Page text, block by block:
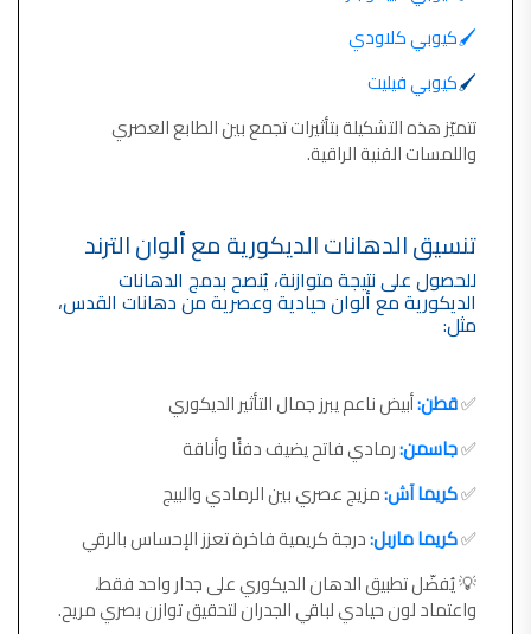
🖌️كيوبي كلاودي
🖌️كيوبي فيليت
تتميّز هذه التشكيلة بتأثيرات تجمع بين الطابع العصري
واللمسات الفنية الراقية.
تنسيق الدهانات الديكورية مع ألوان الترند
للحصول على نتيجة متوازنة، يُنصح بدمج الدهانات
الديكورية مع ألوان حيادية وعصرية من دهانات القدس،
مثل:
✅قطن:أبيض ناعم يبرز جمال التأثير الديكوري
✅جاسمن:رمادي فاتح يضيف دفئًا وأناقة
✅كريما آش:مزيج عصري بين الرمادي والبيج
✅كريما ماربل:درجة كريمية فاخرة تعزز الإحساس بالرقي
💡 يُفضّل تطبيق الدهان الديكوري على جدار واحد فقط،
واعتماد لون حيادي لباقي الجدران لتحقيق توازن بصري مريح.